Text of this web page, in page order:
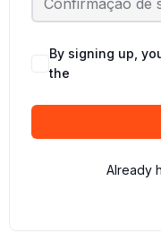
By signing up,
the
Already